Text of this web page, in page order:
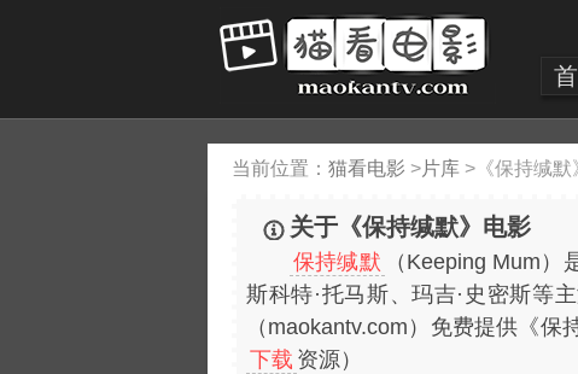
当前位置： 猫看电影 >片库 > 《保持缄默
关于《保持缄默》电影
保持缄默
（Keeping Mum
斯科特·托马斯、玛吉·史密斯等
（maokantv.com）免费提供《
下载 资源）